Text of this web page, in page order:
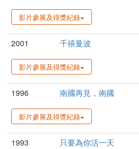
影片參展及得獎紀錄
2001 千禧曼波
影片參展及得獎紀錄
1996 南國再見，南國
影片參展及得獎紀錄
1993 只要為你活一天